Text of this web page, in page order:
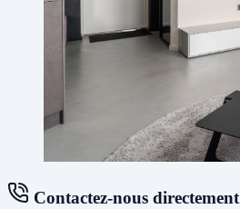
Contactez-nous directement